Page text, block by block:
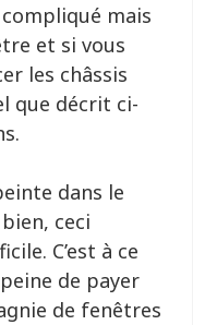
mais
et si vous
les châssis
que décrit ci-
dans le
ceci
C’est à ce
de payer
de fenêtres